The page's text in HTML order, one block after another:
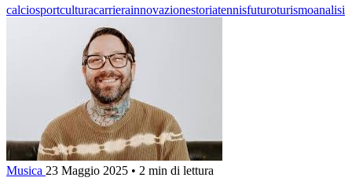
calciosportculturacarrierainnovazionestoriatennisfuturoturismoanalisi
Musica 23 Maggio 2025 • 2 min di lettura